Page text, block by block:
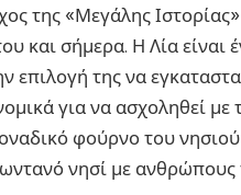
της «Μεγάλης Ιστορίας»
και σήμερα. Η Λία είναι
επιλογή της να
για να ασχοληθεί
φούρνο του νησιού
νησί με